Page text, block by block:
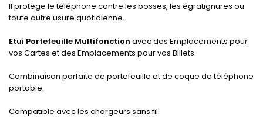
Il protège le téléphone contre les bosses, les égratignures ou
toute autre usure quotidienne.
Etui Portefeuille Multifonction avecdes Emplacements pour
vos Cartes et des Emplacements pour vos Billets.
Combinaison parfaite de portefeuille et de coque de téléphone
portable.
Compatible avec les chargeurs sans fil.